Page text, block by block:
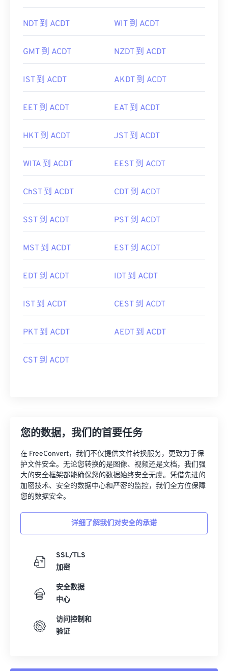
NDT 到 ACDT WIT 到 ACDT
GMT 到 ACDT NZDT 到 ACDT
IST 到 ACDT AKDT 到 ACDT
EET 到 ACDT EAT 到 ACDT
HKT 到 ACDT JST 到 ACDT
WITA 到 ACDT EEST 到 ACDT
ChST 到 ACDT CDT 到 ACDT
SST 到 ACDT PST 到 ACDT
MST 到 ACDT EST 到 ACDT
EDT 到 ACDT IDT 到 ACDT
IST 到 ACDT CEST 到 ACDT
PKT 到 ACDT AEDT 到 ACDT
CST 到 ACDT
您的数据，我们的首要任务
在 FreeConvert，我们不仅提供文件转换服务，更致力于保
护文件安全。无论您转换的是图像、视频还是文档，我们强
大的安全框架都能确保您的数据始终安全无虞。凭借先进的
加密技术、安全的数据中心和严密的监控，我们全方位保障
您的数据安全。
详细了解我们对安全的承诺
SSL/TLS
加密
安全数据
中心
访问控制和
验证